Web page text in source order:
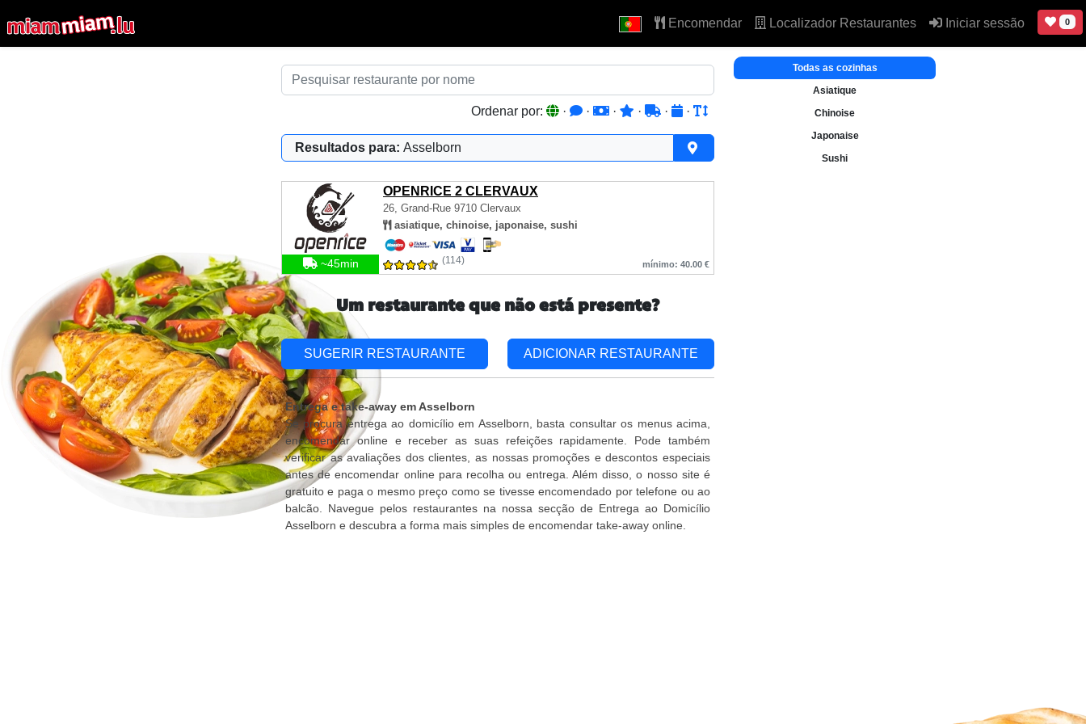
Encomendar Localizador Restaurantes Iniciar sessão 0
Ordenar por: · · · · · ·
Resultados para: Asselborn
OPENRICE 2 CLERVAUX
26, Grand-Rue 9710 Clervaux
asiatique, chinoise, japonaise, sushi
~45min (114) mínimo: 40.00 €
Todas as cozinhas
Asiatique
Chinoise
Japonaise
Sushi
Um restaurante que não está presente?
SUGERIR RESTAURANTE ADICIONAR RESTAURANTE
Entrega e take-away em Asselborn
Se procura entrega ao domicílio em Asselborn, basta consultar os menus acima,
encomendar online e receber as suas refeições rapidamente. Pode também
verificar as avaliações dos clientes, as nossas promoções e descontos especiais
antes de encomendar online para recolha ou entrega. Além disso, o nosso site é
gratuito e paga o mesmo preço como se tivesse encomendado por telefone ou ao
balcão. Navegue pelos restaurantes na nossa secção de Entrega ao Domicílio
Asselborn e descubra a forma mais simples de encomendar take-away online.